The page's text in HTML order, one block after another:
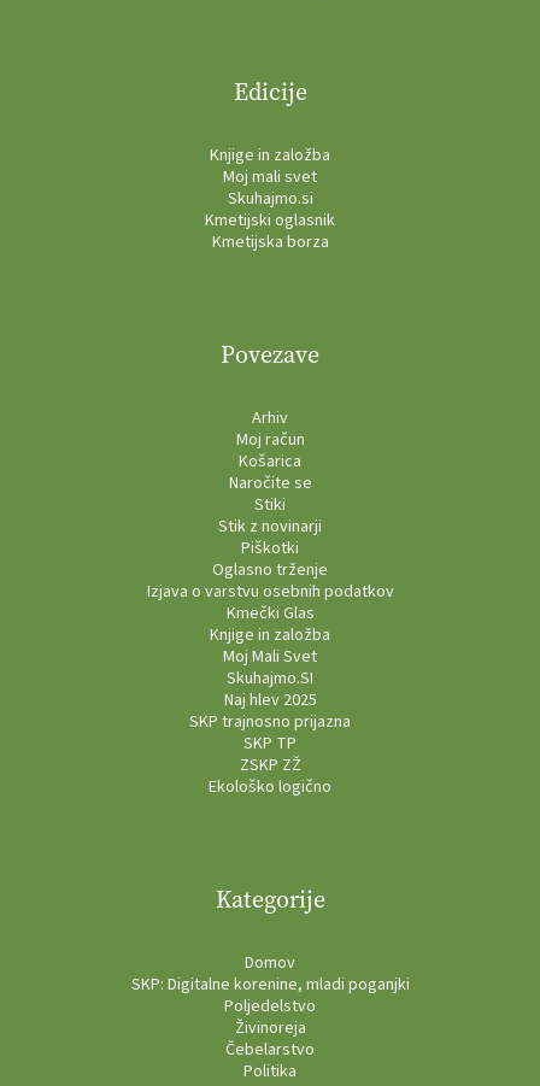
Edicije
Knjige in založba
Moj mali svet
Skuhajmo.si
Kmetijski oglasnik
Kmetijska borza
Povezave
Arhiv
Moj račun
Košarica
Naročite se
Stiki
Stik z novinarji
Piškotki
Oglasno trženje
Izjava o varstvu osebnih podatkov
Kmečki Glas
Knjige in založba
Moj Mali Svet
Skuhajmo.SI
Naj hlev 2025
SKP trajnosno prijazna
SKP TP
ZSKP ZŽ
Ekološko logično
Kategorije
Domov
SKP: Digitalne korenine, mladi poganjki
Poljedelstvo
Živinoreja
Čebelarstvo
Politika